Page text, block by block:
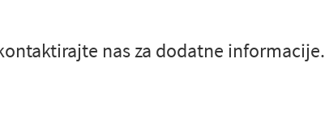
nas za dodatne informacije.